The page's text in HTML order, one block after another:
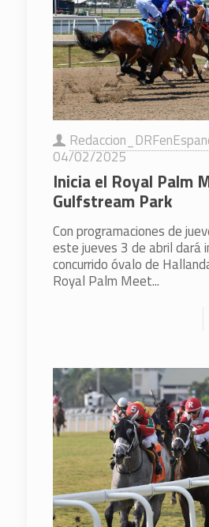
04/02/2025
Inicia el Royal Palm
Gulfstream Park
Con programaciones de
este jueves 3 de abril dará
concurrido óvalo de
Royal Palm Meet...